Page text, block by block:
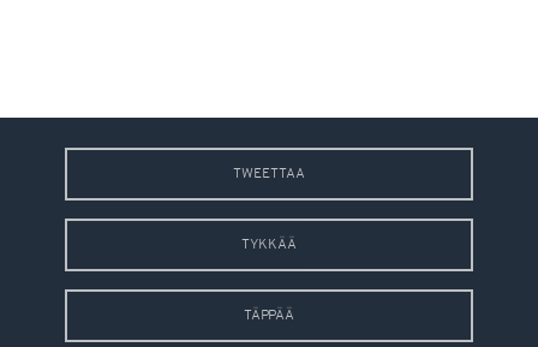
TWEETTAA
TYKKÄÄ
TÄPPÄÄ